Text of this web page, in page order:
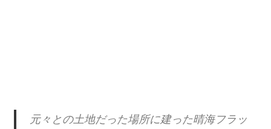
元々との土地だった場所に建った晴海フラッ